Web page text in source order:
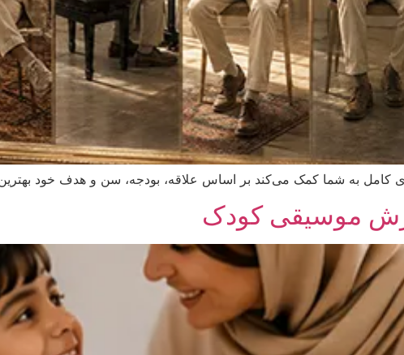
کامل به شما کمک می‌کند بر اساس علاقه، بودجه، سن و هدف خود
موسیقی کودک